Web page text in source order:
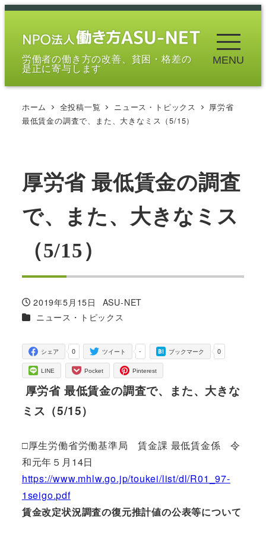
メ
労働者の働き方の改善、貧困・格差の
是正に寄与します
MENU
ホーム 全投稿一覧 ニュース・トピックス
厚労省
最低賃金の調査で、また、大きなミス（5/15）
厚労省 最低賃金の調査
で、また、大きなミス
（5/15）
投稿日
2019年5月15日
著
者
ASU-NET
カテゴリー
ニュース・トピックス
0
シェア -
ツイート 0
ブックマーク
LINE Pocket Pinterest
厚労省 最低賃金の調査で、また、大きな
ミス（5/15）
□厚生労働省労働基準局 賃金課 最低賃金係 令
和元年５月14日
https://www.mhlw.go.jp/toukei/list/dl/R01_97-
1seigo.pdf
賃金改定状況調査の復元推計値の公表等について